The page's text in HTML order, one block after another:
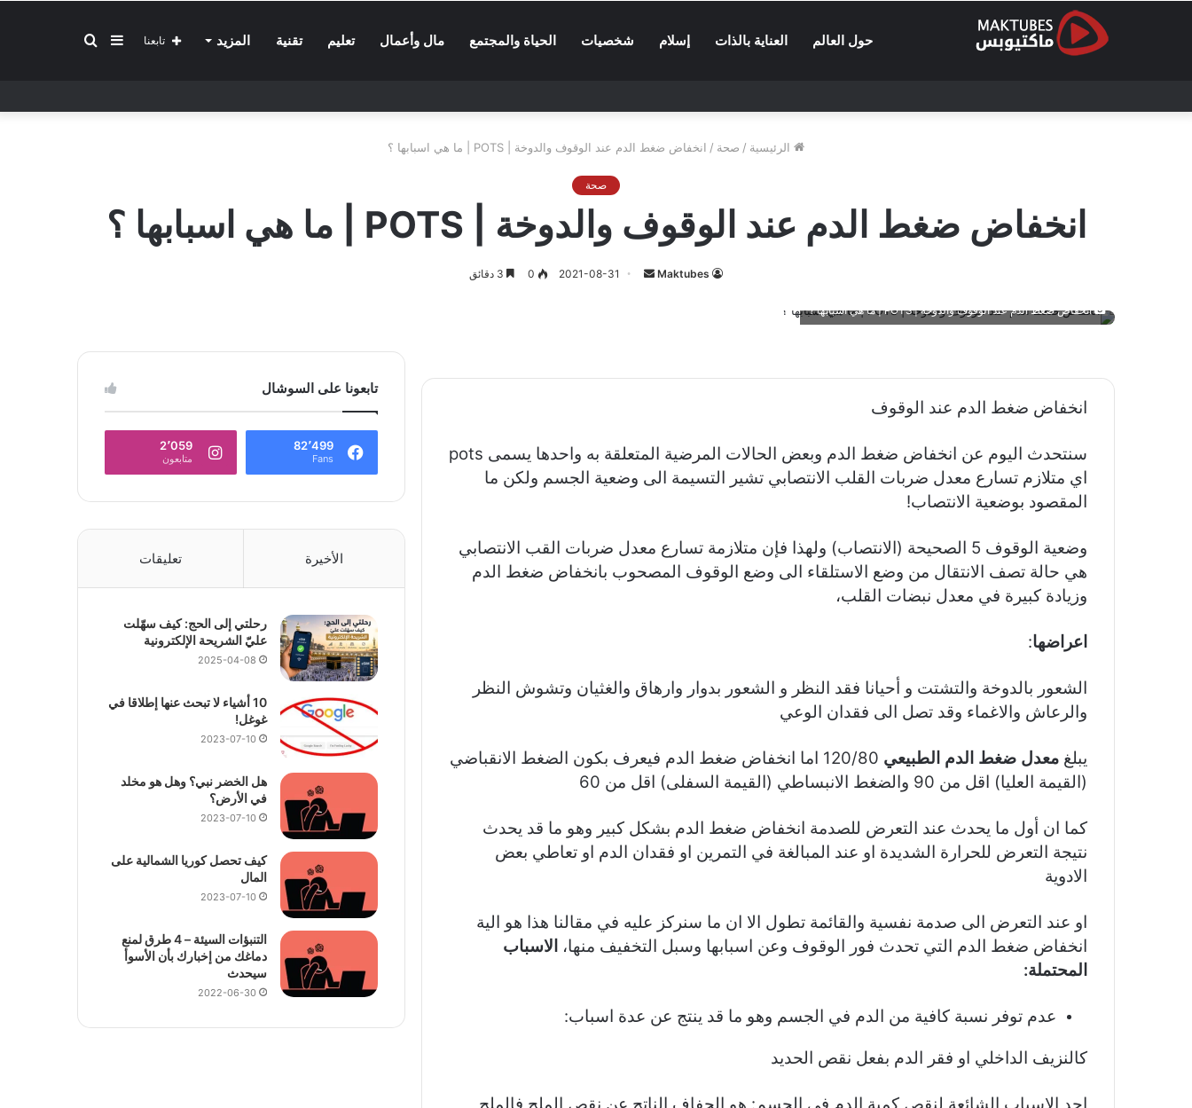
حول العالم العناية بالذات إسلام شخصيات الحياة والمجتمع مال وأعمال تعليم تقنية المزيد بحثإضافة تابعنا
الرئيسية / صحة / انخفاض ضغط الدم عند الوقوف والدوخة | POTS | ما هي اسبابها ؟
صحة
انخفاض ضغط الدم عند الوقوف والدوخة | POTS | ما هي اسبابها ؟
Maktubes
أرسل
2021-08-31
0
انخفاض ضغط الدم عند الوقوف والدوخة | POTS | ما هي اسبابها ؟
انخفاض ضغط الدم عند الوقوف
سنتحدث اليوم عن انخفاض ضغط الدم وبعض الحالات المرضية المتعلقة به واحدها يسمى pots
اي متلازم تسارع معدل ضربات القلب الانتصابي تشير التسيمة الى وضعية الجسم ولكن ما
المقصود بوضعية الانتصاب!
وضعية الوقوف 5 الصحيحة (الانتصاب) ولهذا فإن متلازمة تسارع معدل ضربات القب الانتصابي
هي حالة تصف الانتقال من وضع الاستلقاء الى وضع الوقوف المصحوب بانخفاض ضغط الدم
وزيادة كبيرة في معدل نبضات القلب،
اعراضها:
الشعور بالدوخة والتشتت و أحيانا فقد النظر و الشعور بدوار وارهاق والغثيان وتشوش النظر
والرعاش والاغماء وقد تصل الى فقدان الوعي
يبلغ معدل ضغط الدم الطبيعي
120/80 اما انخفاض ضغط الدم فيعرف بكون الضغط الانقباضي
(القيمة العليا) اقل من 90 والضغط الانبساطي (القيمة السفلى) اقل من 60
كما ان أول ما يحدث عند التعرض للصدمة انخفاض ضغط الدم بشكل كبير وهو ما قد يحدث
نتيجة التعرض للحرارة الشديدة او عند المبالغة في التمرين او فقدان الدم او تعاطي بعض
الادوية
او عند التعرض الى صدمة نفسية والقائمة تطول الا ان ما سنركز عليه في مقالنا هذا هو الية
انخفاض ضغط الدم التي تحدث فور الوقوف وعن اسبابها وسبل التخفيف منها، الاسباب
المحتملة:
عدم توفر نسبة كافية من الدم في الجسم وهو ما قد ينتج عن عدة اسباب:
كالنزيف الداخلي او فقر الدم بفعل نقص الحديد
تابعونا على السوشال
82٬499
Fans
2٬059
متابعون
الأخيرة تعليقات
رحلتي إلى الحج: كيف سهّلت
عليّ الشريحة الإلكترونية
2025-04-08
10 أشياء لا تبحث عنها إطلاقا في
غوغل!
2023-07-10
هل الخضر نبي؟ وهل هو مخلد
في الأرض؟
2023-07-10
كيف تحصل كوريا الشمالية على
المال
2023-07-10
التنبؤات السيئة – 4 طرق لمنع
دماغك من إخبارك بأن الأسوأ
سيحدث
2022-06-30